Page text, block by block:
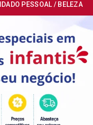
PESSOAL / BELEZA